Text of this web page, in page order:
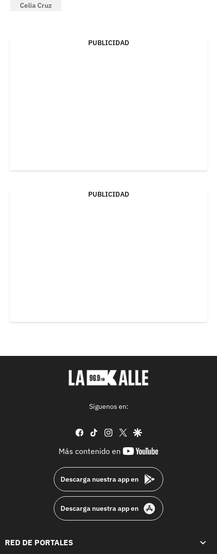
Celia Cruz
PUBLICIDAD
PUBLICIDAD
Síguenos en:
facebook
tiktok instagram
twittergoogle
Más contenido en
youtube-
Descarga nuestra app en
Descarga nuestra app en
RED DE PORTALES